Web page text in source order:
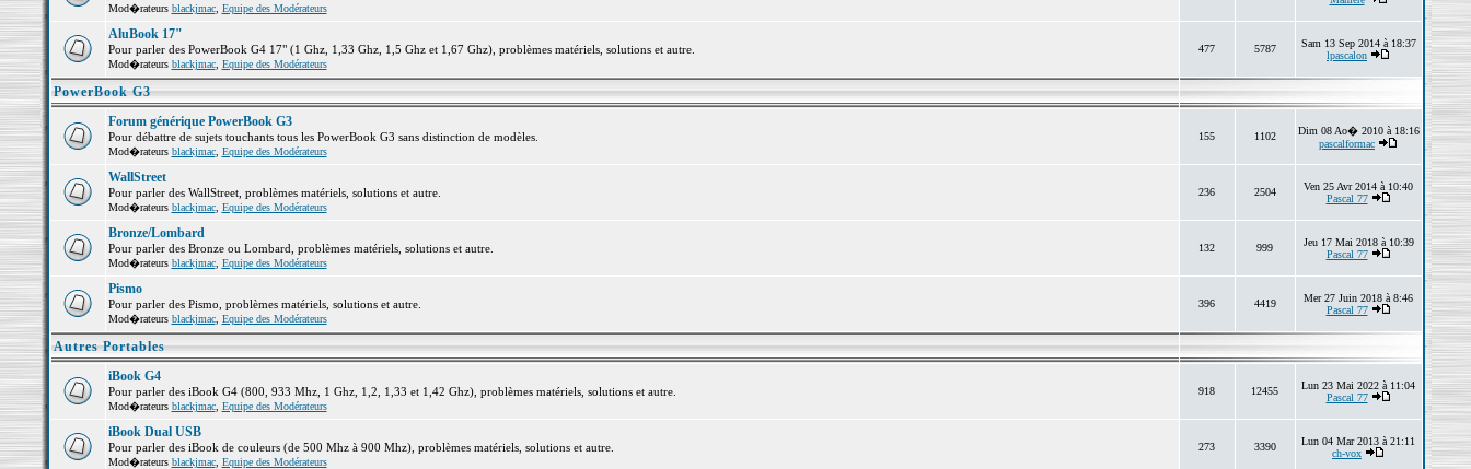
Mod�rateurs blackjmac, Equipe des Modérateurs
AluBook 17"
Pour parler des PowerBook G4 17" (1 Ghz, 1,33 Ghz, 1,5 Ghz et 1,67 Ghz), problèmes matériels, solutions et autre.
Mod�rateurs blackjmac, Equipe des Modérateurs
477 5787
Sam 13 Sep 2014 à 18:37
lpascalon
PowerBook G3
Forum générique PowerBook G3
Pour débattre de sujets touchants tous les PowerBook G3 sans distinction de modèles.
Mod�rateurs blackjmac, Equipe des Modérateurs
155 1102
Dim 08 Ao� 2010 à 18:16
pascalformac
WallStreet
Pour parler des WallStreet, problèmes matériels, solutions et autre.
Mod�rateurs blackjmac, Equipe des Modérateurs
236 2504
Ven 25 Avr 2014 à 10:40
Pascal 77
Bronze/Lombard
Pour parler des Bronze ou Lombard, problèmes matériels, solutions et autre.
Mod�rateurs blackjmac, Equipe des Modérateurs
132 999
Jeu 17 Mai 2018 à 10:39
Pascal 77
Pismo
Pour parler des Pismo, problèmes matériels, solutions et autre.
Mod�rateurs blackjmac, Equipe des Modérateurs
396 4419
Mer 27 Juin 2018 à 8:46
Pascal 77
Autres Portables
iBook G4
Pour parler des iBook G4 (800, 933 Mhz, 1 Ghz, 1,2, 1,33 et 1,42 Ghz), problèmes matériels, solutions et autre.
Mod�rateurs blackjmac, Equipe des Modérateurs
918 12455
Lun 23 Mai 2022 à 11:04
Pascal 77
iBook Dual USB
Pour parler des iBook de couleurs (de 500 Mhz à 900 Mhz), problèmes matériels, solutions et autre.
Mod�rateurs blackjmac, Equipe des Modérateurs
273 3390
Lun 04 Mar 2013 à 21:11
ch-vox